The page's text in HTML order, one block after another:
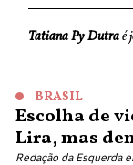
Tatiana Py Dutraé
BRASIL
Escolha de
Lira, mas
Redação da Esquerda